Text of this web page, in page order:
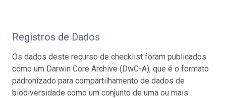
Registros de Dados
Os dados deste recurso de checklist foram publicados
como um Darwin Core Archive (DwC-A), que é o formato
padronizado para compartilhamento de dados de
biodiversidade como um conjunto de uma ou mais